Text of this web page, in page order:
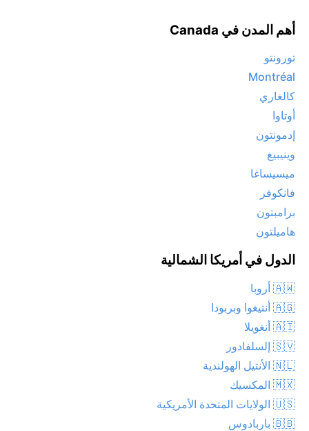
أهم المدن في Canada
تورونتو
Montréal
كالغاري
أوتاوا
إدمونتون
وينيبيغ
ميسيساغا
فانكوفر
برامبتون
هاميلتون
الدول في أمريكا الشمالية
🇦🇼 أروبا
🇦🇬 أنتيغوا وبربودا
🇦🇮 أنغويلا
🇸🇻 إلسلفادور
🇳🇱 الأنتيل الهولندية
🇲🇽 المكسيك
🇺🇸 الولايات المتحدة الأمريكية
🇧🇧 باربادوس